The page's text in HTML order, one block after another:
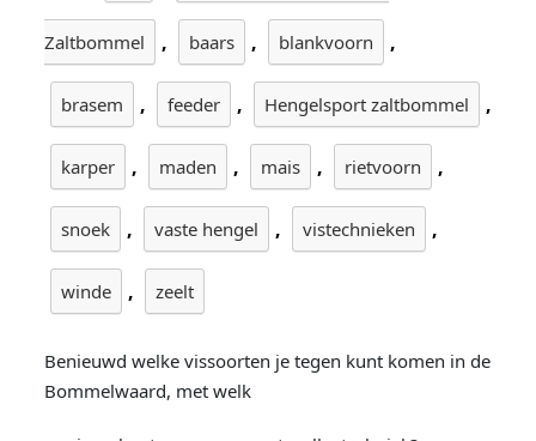
Zaltbommel , baars , blankvoorn ,
brasem , feeder , Hengelsport zaltbommel ,
karper , maden , mais , rietvoorn ,
snoek , vaste hengel , vistechnieken ,
winde , zeelt
Benieuwd welke vissoorten je tegen kunt komen in de
Bommelwaard, met welk